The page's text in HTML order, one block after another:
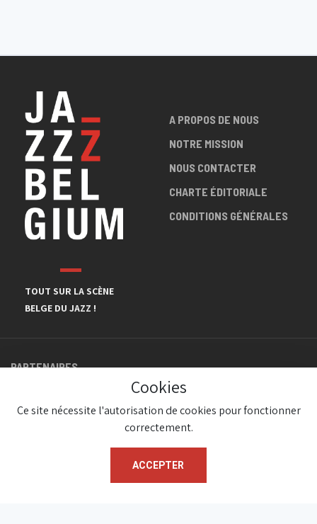
TOUT SUR LA SCÈNE
BELGE DU JAZZ !
A PROPOS DE NOUS
NOTRE MISSION
NOUS CONTACTER
CHARTE ÉDITORIALE
CONDITIONS GÉNÉRALES
PARTENAIRES
© JazzInBelgium 2026 ( Version 1.1.2)
Cookies
Ce site nécessite l'autorisation de cookies pour fonctionner
correctement.
ACCEPTER